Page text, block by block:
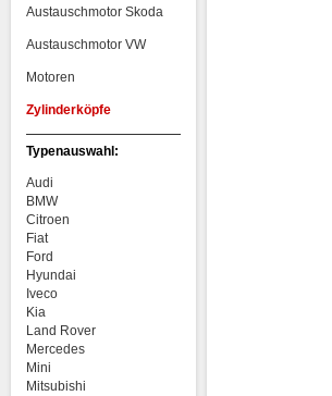
Austauschmotor Skoda
Austauschmotor VW
Motoren
Zylinderköpfe
Typenauswahl:
Audi
BMW
Citroen
Fiat
Ford
Hyundai
Iveco
Kia
Land Rover
Mercedes
Mini
Mitsubishi